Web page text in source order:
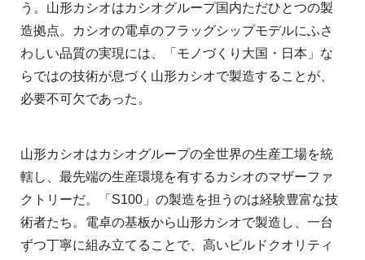
う。山形カシオはカシオグループ国内ただひとつの製
造拠点。カシオの電卓のフラッグシップモデルにふさ
わしい品質の実現には、「モノづくり大国・日本」な
らではの技術が息づく山形カシオで製造することが、
必要不可欠であった。
山形カシオはカシオグループの全世界の生産工場を統
轄し、最先端の生産環境を有するカシオのマザーファ
クトリーだ。「S100」の製造を担うのは経験豊富な技
術者たち。電卓の基板から山形カシオで製造し、一台
ずつ丁寧に組み立てることで、高いビルドクオリティ